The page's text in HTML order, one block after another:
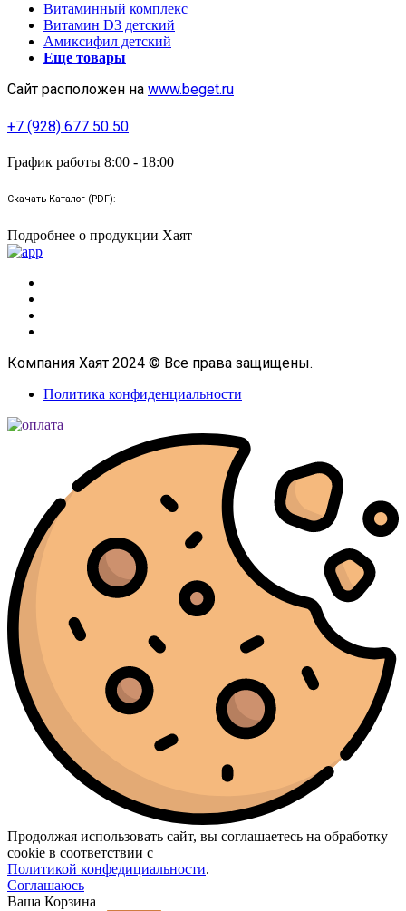
Витаминный комплекс
Витамин D3 детский
Амиксифил детский
Еще товары
Сайт расположен на www.beget.ru
+7 (928) 677 50 50
График работы 8:00 - 18:00
Скачать Каталог (PDF):
Подробнее о продукции Хаят
Компания Хаят 2024 © Все права защищены.
Политика конфиденциальности
Продолжая использовать сайт, вы соглашаетесь на обработку
cookie в соответствии с
Политикой конфедициальности.
Соглашаюсь
Ваша Корзина